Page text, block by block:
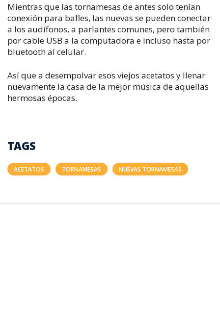
Mientras que las tornamesas de antes solo tenían
conexión para bafles, las nuevas se pueden conectar
a los audífonos, a parlantes comunes, pero también
por cable USB a la computadora e incluso hasta por
bluetooth al celular.
Así que a desempolvar esos viejos acetatos y llenar
nuevamente la casa de la mejor música de aquellas
hermosas épocas.
TAGS
ACETATOS TORNAMESAS NUEVAS TORNAMESAS